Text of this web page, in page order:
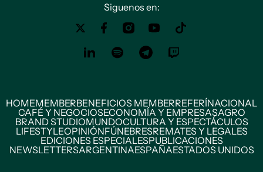
Siguenos en:
HOMEMEMBERBENEFICIOS MEMBERREFERÍNACIONAL
CAFÉ Y NEGOCIOSECONOMÍA Y EMPRESASAGRO
BRAND STUDIOMUNDOCULTURA Y ESPECTÁCULOS
LIFESTYLEOPINIÓNFÚNEBRESREMATES Y LEGALES
EDICIONES ESPECIALESPUBLICACIONES
NEWSLETTERSARGENTINAESPAÑAESTADOS UNIDOS